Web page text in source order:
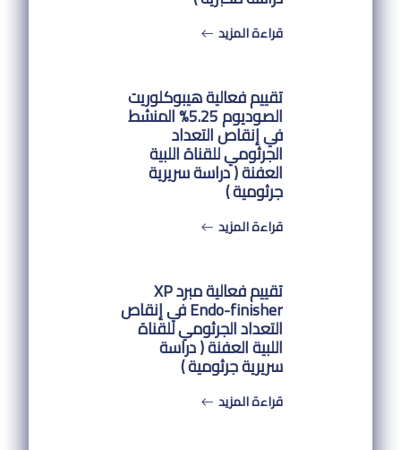
قراءة المزيد
تقييم فعالية هيبوكلوريت
الصوديوم 5.25% المنشط
في إنقاص التعداد
الجرثومي للقناة اللبية
العفنة ( دراسة سريرية
جرثومية )
قراءة المزيد
تقييم فعالية مبرد XP
Endo-finisher في إنقاص
التعداد الجرثومي للقناة
اللبية العفنة ( دراسة
سريرية جرثومية )
قراءة المزيد